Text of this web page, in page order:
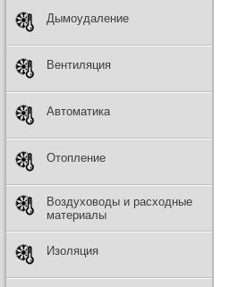
Дымоудаление
Вентиляция
Автоматика
Отопление
Воздуховоды и расходные
материалы
Изоляция